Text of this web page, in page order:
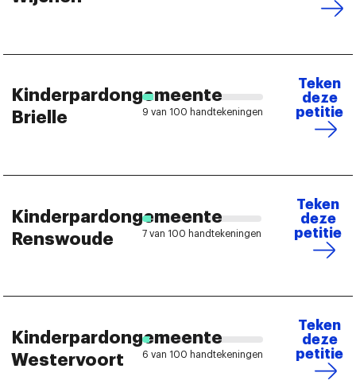
Kinderpardongemeente
Brielle
9 van 100 handtekeningen
Teken
deze
petitie
Kinderpardongemeente
Renswoude
7 van 100 handtekeningen
Teken
deze
petitie
Kinderpardongemeente
Westervoort
6 van 100 handtekeningen
Teken
deze
petitie